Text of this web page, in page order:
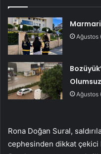
Ağustos
Ağustos
Rona Doğan Sural,
cephesinden dikkat çekici